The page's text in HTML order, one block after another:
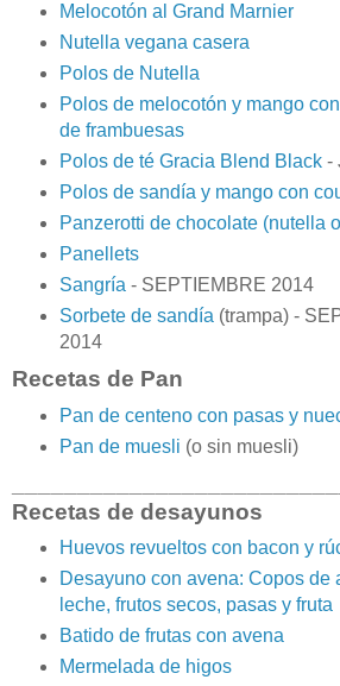
Melocotón al Grand Marnier
Nutella vegana casera
Polos de Nutella
Polos de melocotón y mango
de frambuesas
Polos de té Gracia Blend Black-
Polos de sandía y mango con
Panzerotti de chocolate (nutella
Panellets
Sangría - SEPTIEMBRE 2014
Sorbete de sandía (trampa) -
2014
Recetas de Pan
Pan de centeno con pasas y
Pan de muesli (o sin muesli)
Recetas de desayunos
Huevos revueltos con bacon y
Desayuno con avena: Copos de
leche, frutos secos, pasas y fruta
Batido de frutas con avena
Mermelada de higos